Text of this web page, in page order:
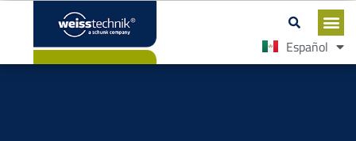
Español
English